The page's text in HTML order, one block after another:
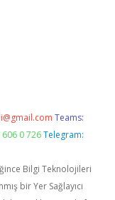
Teams:
0 726 Telegram:
Bilgi Teknolojileri
bir Yer Sağlayıcı